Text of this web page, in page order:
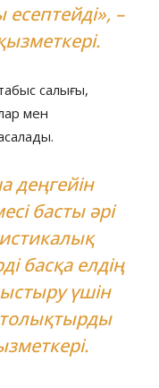
–
салығы,
мен
деңгейін
басты әрі
басқа елдің
үшін